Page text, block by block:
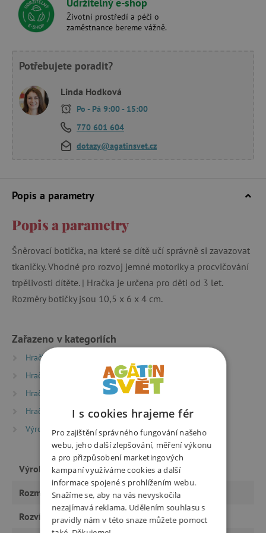
Životní prostředí a péči o
zaměstnance bereme vážně.
Potřebujete poradit?
Linda Hodková
Po - Pá 9:00 - 15:00
770 601 604
dotazy@agatinsvet.cz
Popis a parametry
Popis a parametry
Šněrovací botička, na které se dítě učí správně si zavazovat
tkaničky. Vhodné pro rozvoj jemné motoriky a procvičování
trpělivosti dítěte. | Hračka je určena pro děti od 3 let.
Rozměry botičky jsou 10,5 x 6 x 4 cm.
Zařazeno v kategoriích
Hračky dle typu
Hračky dle typu
Motorické hry a hračky
Hračky dle věku
Hry a hračky pro děti od 3 let
Hračky dle věku
Hry a hračky pro předškoláky
Výrobci
Woody
Výrobce Woody
Rozměry 10,5 x 6 x 4 cm
Rozvíjí motoriku
I s cookies hrajeme fér
Pro zajištění správného fungování našeho
webu, jeho další zlepšování, měření výkonu
a pro přizpůsobení marketingových
kampaní využíváme cookies a další
informace spojené s prohlížením webu.
Snažíme se, aby na vás nevyskočila
nezajímavá reklama. Udělením souhlasu s
pravidly nám v této snaze můžete pomoct